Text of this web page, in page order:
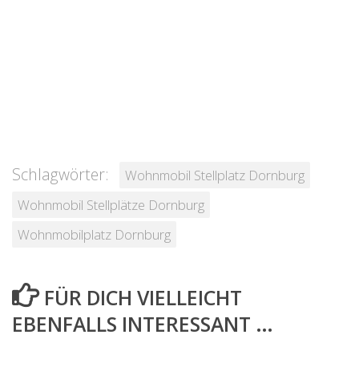
Schlagwörter:
Wohnmobil Stellplatz Dornburg
Wohnmobil Stellplätze Dornburg
Wohnmobilplatz Dornburg
FÜR DICH VIELLEICHT
EBENFALLS INTERESSANT …